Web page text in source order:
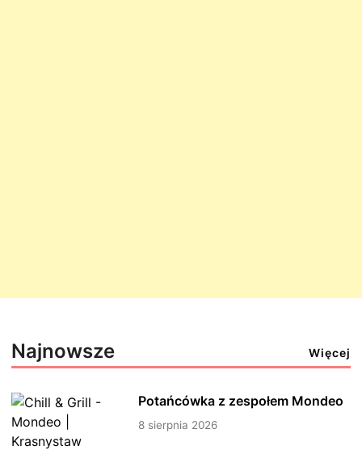
Najnowsze Więcej
Potańcówka z zespołem Mondeo
8 sierpnia 2026